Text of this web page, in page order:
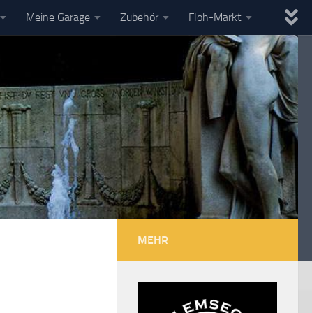
Meine Garage Zubehör Floh-Markt
MEHR